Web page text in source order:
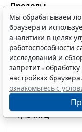
Пределы
расстройки
центра полосы
измерительного
фильтра от
несущей, f_offset
1
0,05 МГц * f_offset
< 1,45 МГц
Мы обрабатываем
браузера и
аналитики в целях
работоспособности
исследований и
запретить
настройках
ознакомьтесь с